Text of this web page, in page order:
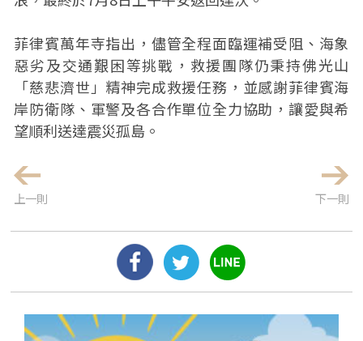
菲律賓萬年寺指出，儘管全程面臨運補受阻、海象
惡劣及交通艱困等挑戰，救援團隊仍秉持佛光山
「慈悲濟世」精神完成救援任務，並感謝菲律賓海
岸防衛隊、軍警及各合作單位全力協助，讓愛與希
望順利送達震災孤島。
上一則 下一則